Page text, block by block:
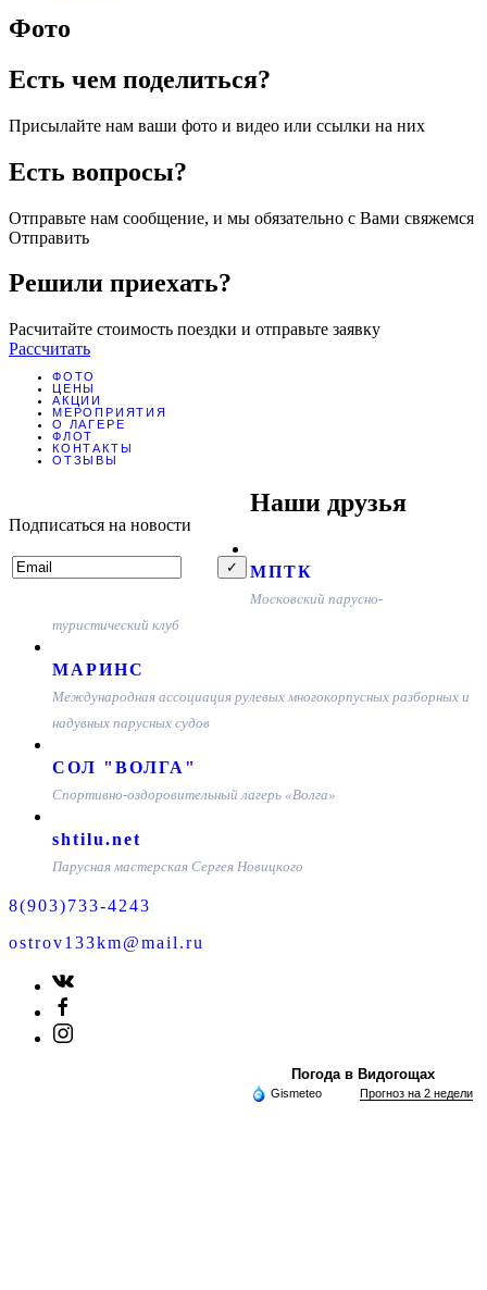
Фото
Есть чем поделиться?
Присылайте нам ваши фото и видео или ссылки на них
Есть вопросы?
Отправьте нам сообщение, и мы обязательно с Вами свяжемся
Отправить
Решили приехать?
Расчитайте стоимость поездки и отправьте заявку
Рассчитать
ФОТО
ЦЕНЫ
АКЦИИ
МЕРОПРИЯТИЯ
О ЛАГЕРЕ
ФЛОТ
КОНТАКТЫ
ОТЗЫВЫ
Подписаться на новости
Наши друзья
МПТК
Московский парусно-
туристический клуб
МАРИНС
Международная ассоциация рулевых многокорпусных разборных и
надувных парусных судов
СОЛ "ВОЛГА"
Спортивно-оздоровительный лагерь «Волга»
shtilu.net
Парусная мастерская Сергея Новицкого
8(903)733-4243
ostrov133km@mail.ru
Погода в Видогощах
Gismeteo Прогноз на 2 недели